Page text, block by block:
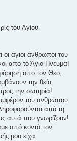
του Αγίου
οι άγιοι άνθρωποι του
από το Άγιο Πνεύμα!
από τον Θεό,
την θεία
την σωτηρία!
του ανθρώπου
από τη
αυτά που γνωρίζουν!
από κοντά τον
μου είχα